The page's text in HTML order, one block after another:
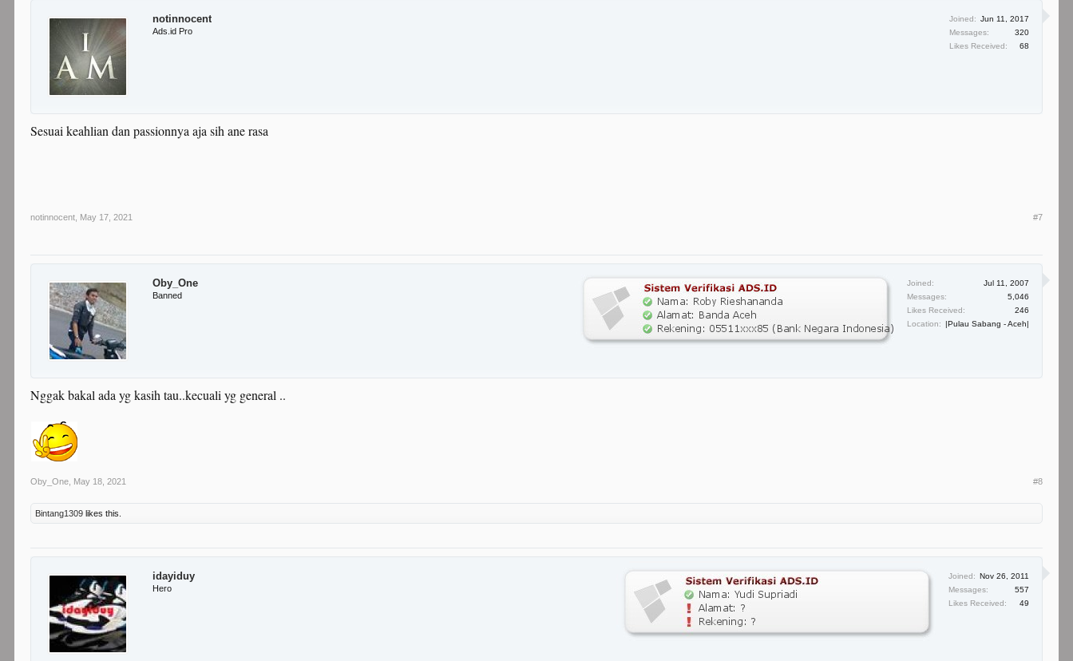
notinnocent
Ads.id Pro
Joined: Jun 11, 2017
Messages:
320
Likes Received:
68
Sesuai keahlian dan passionnya aja sih ane rasa
notinnocent May 17, 2021 #7
Oby_One
Banned
Joined:
Jul 11, 2007
Messages:
5,046
Likes Received:
246
Location: |Pulau Sabang - Aceh|
Nggak bakal ada yg kasih tau..kecuali yg general ..
Oby_One May 18, 2021 #8
Bintang1309 likes this.
idayiduy
Hero
Joined: Nov 26, 2011
Messages:
557
Likes Received:
49